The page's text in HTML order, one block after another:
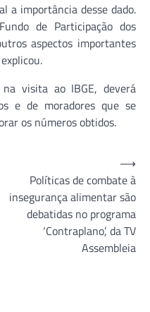
a importância desse dado.
de Participação dos
aspectos importantes
visita ao IBGE, deverá
e de moradores que se
os números obtidos.
Políticas de combate à
insegurança alimentar são
debatidas no programa
‘Contraplano’, da TV
Assembleia
⟶